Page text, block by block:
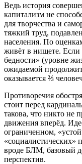
Ведь история
капитализм не
для творчества и
тяжкий труд,
населения. По
живёт в нищете. Если
бедности» (уровне
ожидаемой
оказывается ⅔
Противоречия
стоит перед
такова, что никто не
движения вперёд.
ограниченном,
«социалистических»
вроде БЛМ, базовый
перспектив.